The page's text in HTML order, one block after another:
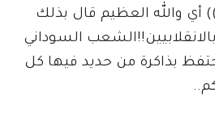
أي والله العظيم قال بذلك
السوداني
يحتفظ بذاكرة من حديد فيها كل